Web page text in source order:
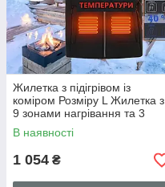
Жилетка з підігрівом із
коміром Розміру L Жилетка з
9 зонами нагрівання та 3
режимами регулювання
температури
В наявності
1 054 ₴